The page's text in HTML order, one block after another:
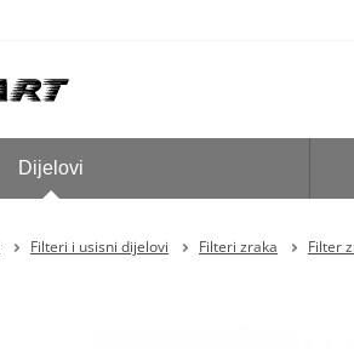
Dijelovi
Filteri i usisni dijelovi Filteri zraka Filter